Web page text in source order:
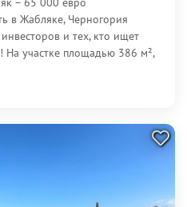
в Жабляке, Черногория
и тех, кто ищет
На участке площадью 386 м²,